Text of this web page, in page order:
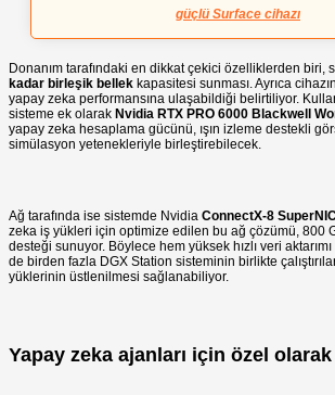
güçlü Surface cihazı
Donanım tarafındaki en dikkat çekici özelliklerden biri,
kadar birleşik bellek kapasitesi sunması. Ayrıca cihazın
yapay zeka performansına ulaşabildiği belirtiliyor.
sisteme ek olarak Nvidia RTX PRO 6000 Blackwell
yapay zeka hesaplama gücünü, ışın izleme destekli
simülasyon yetenekleriyle birleştirebilecek.
Ağ tarafında ise sistemde Nvidia ConnectX-8
zeka iş yükleri için optimize edilen bu ağ çözümü, 800
desteği sunuyor. Böylece hem yüksek hızlı veri
de birden fazla DGX Station sisteminin birlikte
yüklerinin üstlenilmesi sağlanabiliyor.
Yapay zeka ajanları için özel olarak